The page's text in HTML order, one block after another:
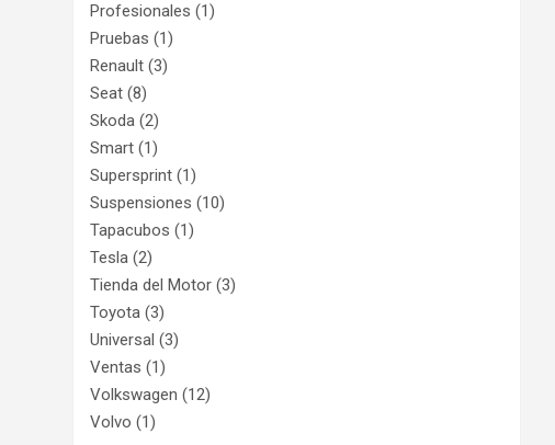
Profesionales (1)
Pruebas (1)
Renault (3)
Seat (8)
Skoda (2)
Smart (1)
Supersprint (1)
Suspensiones (10)
Tapacubos (1)
Tesla (2)
Tienda del Motor (3)
Toyota (3)
Universal (3)
Ventas (1)
Volkswagen (12)
Volvo (1)